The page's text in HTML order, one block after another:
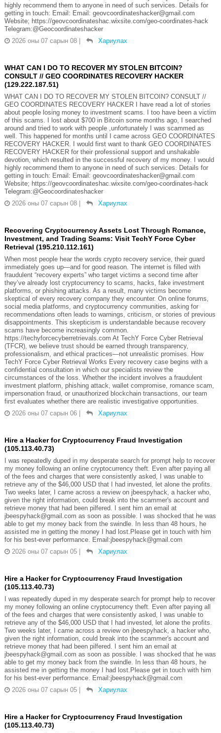
highly recommend them to anyone in need of such services. Details for
getting in touch: Email: Email: geovcoordinateshacker@gmail.com
Website; https://geovcoordinateshac.wixsite.com/geo-coordinates-hack
Telegram:@Geocoordinateshacker
2026 оны 07 сарын 08
Хариулах
WHAT CAN I DO TO RECOVER MY STOLEN BITCOIN?
CONSULT // GEO COORDINATES RECOVERY HACKER
(129.222.187.51)
WHAT CAN I DO TO RECOVER MY STOLEN BITCOIN? CONSULT //
GEO COORDINATES RECOVERY HACKER I have read a lot of stories
about people losing money to investment scams. I too have been a victim
of this scams. I lost about $700 in Bitcoin some months ago, I searched
around and tried to work with people ,unfortunately I was scammed as
well. This happened for months until I came across GEO COORDINATES
RECOVERY HACKER. I would first want to thank GEO COORDINATES
RECOVERY HACKER for their professional support and unshakable
devotion, which resulted in the successful recovery of my money. I would
highly recommend them to anyone in need of such services. Details for
getting in touch: Email: Email: geovcoordinateshacker@gmail.com
Website; https://geovcoordinateshac.wixsite.com/geo-coordinates-hack
Telegram:@Geocoordinateshacker
2026 оны 07 сарын 08
Хариулах
Recovering Cryptocurrency Assets Lost Through Romance,
Investment, and Trading Scams: Visit TechY Force Cyber
Retrieval (195.210.112.161)
When most people hear the words crypto recovery service, their guard
immediately goes up—and for good reason. The internet is filled with
fraudulent “recovery experts” who target victims a second time after
they’ve already lost cryptocurrency to scams, hacks, fake investment
platforms, or phishing attacks. As a result, many victims become
skeptical of every recovery company they encounter. On online forums,
social media platforms, and cryptocurrency communities, asking for
recommendations often leads to warnings, criticism, or stories of previous
disappointments. This skepticism is understandable because recovery
scams have become increasingly common.
https://techyforcecyberretrievals.com At TechY Force Cyber Retrieval
(TFCR), we believe trust should be earned through transparency,
professionalism, and ethical practices—not unrealistic promises. How
TechY Force Cyber Retrieval Works Every recovery case begins with a
confidential consultation in which our specialists review the
circumstances of the loss. Whether the incident involves a fraudulent
investment platform, phishing attack, wallet compromise, romance scam,
impersonation fraud, or unauthorized blockchain transactions, our team
first evaluates whether there are realistic investigative opportunities.
2026 оны 07 сарын 06
Хариулах
Hire a Hacker for Cryptocurrency Fraud Investigation
(105.113.40.73)
I was repeatedly duped in my desperate search for prompt help to recover
my money following an online cryptocurrency theft. Even after paying all
of the fees and charges that were consistently asked, I was unable to
retrieve any of the $46,000 USD that I had invested, let alone the profits.
Two weeks later, I came across a review on jbeespyhack, a hacker who,
given the right information, could break into the scammer's account and
retrieve money that had been pilfered. I sent him an email at
jbeespyhack@gmail.com as soon as possible. I was shocked that he was
able to get my money back from the swindle. In less than 48 hours, he
assisted me in getting the money I had lost.Please get in touch with him
for his best-ever performance. Email:jbeespyhack@gmail.com
2026 оны 07 сарын 05
Хариулах
Hire a Hacker for Cryptocurrency Fraud Investigation
(105.113.40.73)
I was repeatedly duped in my desperate search for prompt help to recover
my money following an online cryptocurrency theft. Even after paying all
of the fees and charges that were consistently asked, I was unable to
retrieve any of the $46,000 USD that I had invested, let alone the profits.
Two weeks later, I came across a review on jbeespyhack, a hacker who,
given the right information, could break into the scammer's account and
retrieve money that had been pilfered. I sent him an email at
jbeespyhack@gmail.com as soon as possible. I was shocked that he was
able to get my money back from the swindle. In less than 48 hours, he
assisted me in getting the money I had lost.Please get in touch with him
for his best-ever performance. Email:jbeespyhack@gmail.com
2026 оны 07 сарын 05
Хариулах
Hire a Hacker for Cryptocurrency Fraud Investigation
(105.113.40.73)